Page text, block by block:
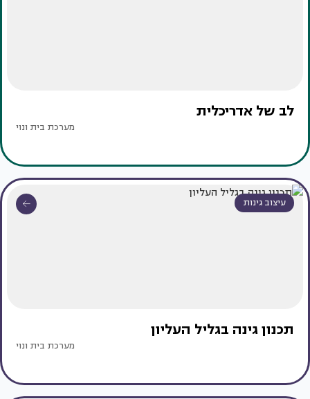
לב של אדריכלית
מערכת בית ונוי
עיצוב גינות
תכנון גינה בגליל העליון
מערכת בית ונוי